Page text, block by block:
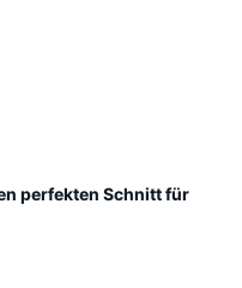
perfekten Schnitt für